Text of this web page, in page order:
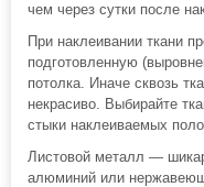
чем через сутки после
При наклеивании ткани
подготовленную
потолка. Иначе сквозь
некрасиво. Выбирайте
стыки наклеиваемых
Листовой металл —
алюминий или